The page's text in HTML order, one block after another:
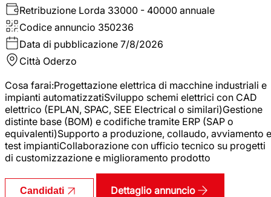
Retribuzione Lorda 33000 - 40000 annuale
Codice annuncio 350236
Data di pubblicazione 7/8/2026
Città Oderzo
Cosa farai:Progettazione elettrica di macchine industriali e
impianti automatizzatiSviluppo schemi elettrici con CAD
elettrico (EPLAN, SPAC, SEE Electrical o similari)Gestione
distinte base (BOM) e codifiche tramite ERP (SAP o
equivalenti)Supporto a produzione, collaudo, avviamento e
test impiantiCollaborazione con ufficio tecnico su progetti
di customizzazione e miglioramento prodotto
Candidati Dettaglio annuncio